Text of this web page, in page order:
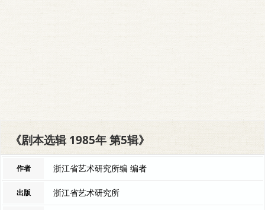
《剧本选辑 1985年 第5辑》
作者 浙江省艺术研究所编 编者
出版 浙江省艺术研究所